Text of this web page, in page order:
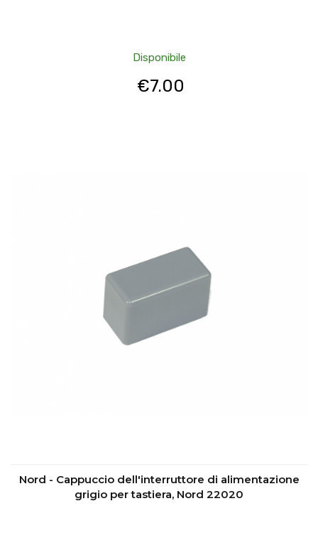
Disponibile
€7.00
Nord - Cappuccio dell'interruttore di alimentazione
grigio per tastiera, Nord 22020